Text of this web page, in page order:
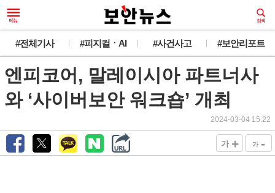
#전체기사 #피지컬ㆍAI #사건사고 #보안리포트
엔피코어, 말레이시아 파트너사
와 ‘사이버보안 워크숍’ 개최
2024-03-04 15:22
가 + 가 -